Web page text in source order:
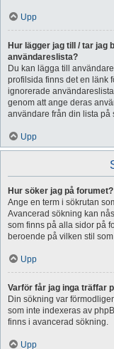
Upp
Hur lägger jag till / tar jag
användareslista?
Du kan lägga till
profilsida finns det en länk
ignorerade
genom att ange deras
användare från din lista på
Upp
Hur söker jag på forumet?
Ange en term i sökrutan
Avancerad sökning kan
som finns på alla sidor på
beroende på vilken stil
Upp
Varför får jag inga träffar
Din sökning var
som inte indexeras av
finns i avancerad sökning.
Upp